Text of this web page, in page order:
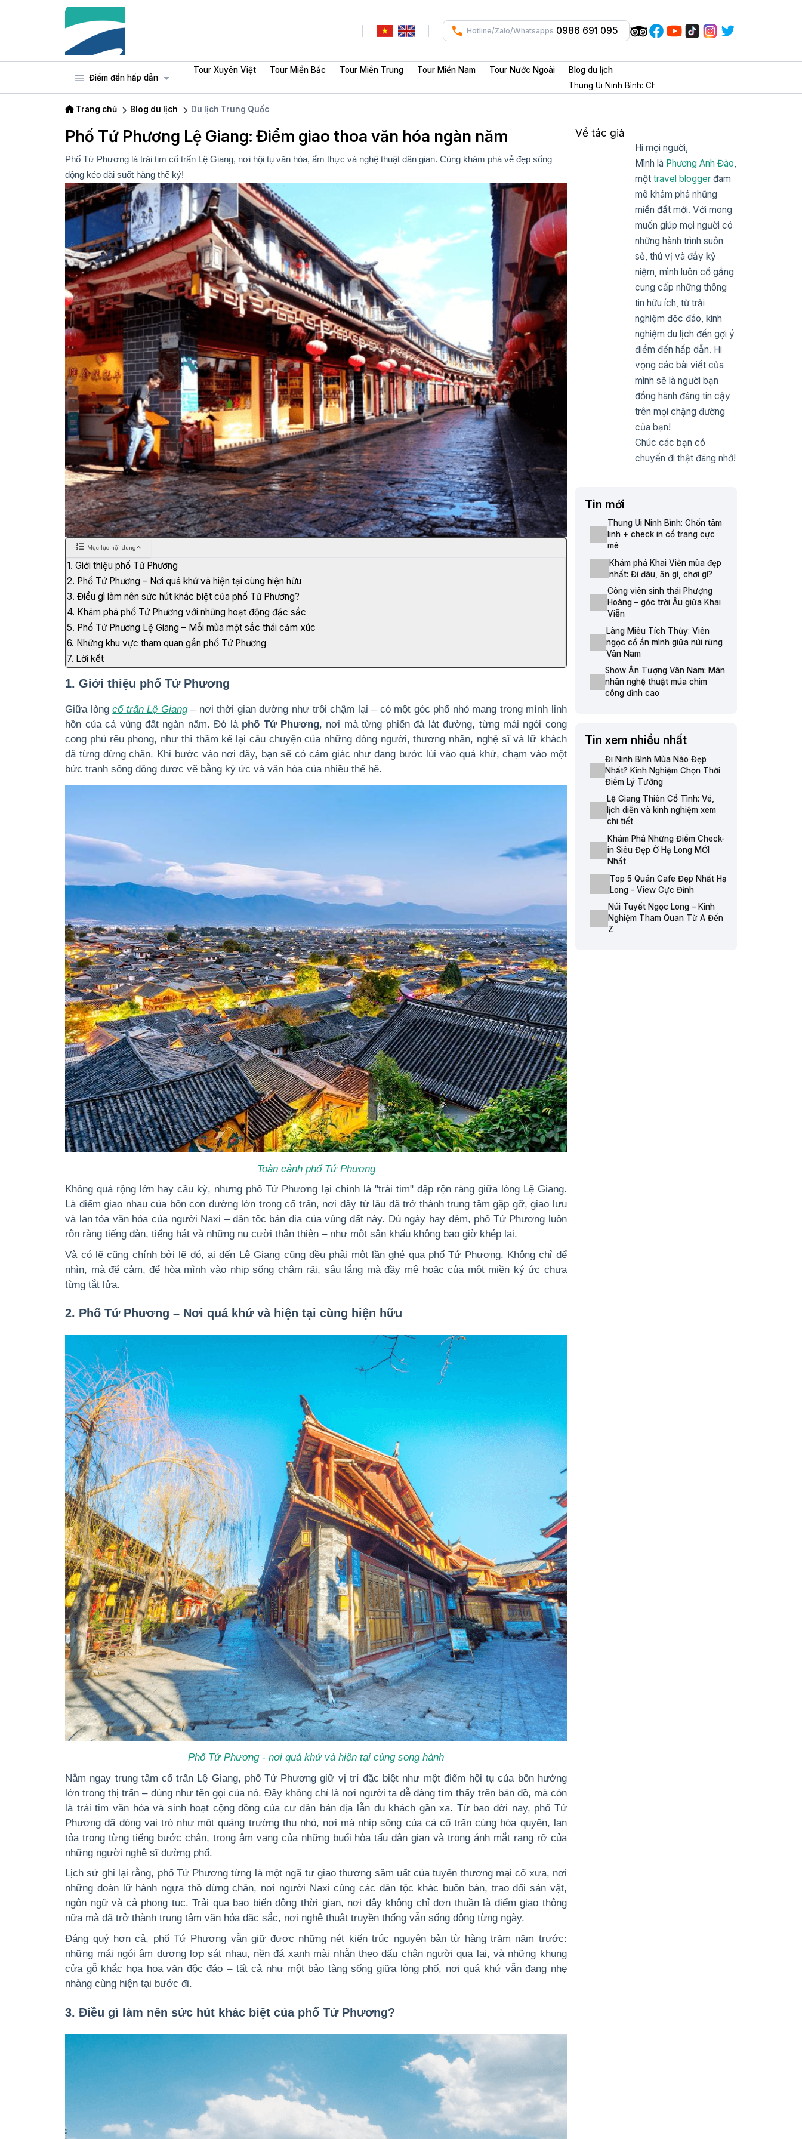
Hotline/Zalo/Whatsapps 0986 691 095
Điểm đến hấp dẫn
Tour Xuyên Việt Tour Miền Bắc Tour Miền Trung Tour Miền Nam Tour Nước Ngoài
Blog du lịch
Thung Ui Ninh Bình: Chốn tâm linh + check in cổ trang cực
Trang chủ Blog du lịch Du lịch Trung Quốc
Phố Tứ Phương Lệ Giang: Điểm giao thoa văn hóa ngàn năm
Phố Tứ Phương là trái tim cổ trấn Lệ Giang, nơi hội tụ văn hóa, ẩm thực và nghệ thuật dân gian. Cùng khám phá vẻ đẹp sống
động kéo dài suốt hàng thế kỷ!
Mục lục nội dung
1. Giới thiệu phố Tứ Phương
2. Phố Tứ Phương – Nơi quá khứ và hiện tại cùng hiện hữu
3. Điều gì làm nên sức hút khác biệt của phố Tứ Phương?
4. Khám phá phố Tứ Phương với những hoạt động đặc sắc
5. Phố Tứ Phương Lệ Giang – Mỗi mùa một sắc thái cảm xúc
6. Những khu vực tham quan gần phố Tứ Phương
7. Lời kết
1. Giới thiệu phố Tứ Phương
Giữa lòngcổ trấn Lệ Giang– nơi thời gian dường như trôi chậm lại – có một góc phố nhỏ mang trong mình linh
hồn của cả vùng đất ngàn năm. Đó là phố Tứ Phương, nơi mà từng phiến đá lát đường, từng mái ngói cong
cong phủ rêu phong, như thì thầm kể lại câu chuyện của những dòng người, thương nhân, nghệ sĩ và lữ khách
đã từng dừng chân. Khi bước vào nơi đây, bạn sẽ có cảm giác như đang bước lùi vào quá khứ, chạm vào một
bức tranh sống động được vẽ bằng ký ức và văn hóa của nhiều thế hệ.
Toàn cảnh phố Tứ Phương
Không quá rộng lớn hay cầu kỳ, nhưng phố Tứ Phương lại chính là "trái tim" đập rộn ràng giữa lòng Lệ Giang.
Là điểm giao nhau của bốn con đường lớn trong cổ trấn, nơi đây từ lâu đã trở thành trung tâm gặp gỡ, giao lưu
và lan tỏa văn hóa của người Naxi – dân tộc bản địa của vùng đất này. Dù ngày hay đêm, phố Tứ Phương luôn
rộn ràng tiếng đàn, tiếng hát và những nụ cười thân thiện – như một sân khấu không bao giờ khép lại.
Và có lẽ cũng chính bởi lẽ đó,ai đến Lệ Giang cũng đều phải một lần ghé qua phố Tứ Phương. Không chỉ để
nhìn, mà để cảm, để hòa mình vào nhịp sống chậm rãi, sâu lắng mà đầy mê hoặc của một miền ký ức chưa
từng tắt lửa.
2. Phố Tứ Phương – Nơi quá khứ và hiện tại cùng hiện hữu
Phố Tứ Phương - nơi quá khứ và hiện tại cùng song hành
Nằm ngay trung tâm cổ trấn Lệ Giang, phố Tứ Phương giữ vị trí đặc biệt như một điểm hội tụ của bốn hướng
lớn trong thị trấn – đúng như tên gọi của nó. Đây không chỉ là nơi người ta dễ dàng tìm thấy trên bản đồ, mà còn
là trái tim văn hóa và sinh hoạt cộng đồng của cư dân bản địa lẫn du khách gần xa. Từ bao đời nay, phố Tứ
Phương đã đóng vai trò như một quảng trường thu nhỏ, nơi mà nhịp sống của cả cổ trấn cùng hòa quyện, lan
tỏa trong từng tiếng bước chân, trong âm vang của những buổi hòa tấu dân gian và trong ánh mắt rạng rỡ của
những người nghệ sĩ đường phố.
Lịch sử ghi lại rằng, phố Tứ Phương từng là một ngã tư giao thương sầm uất của tuyến thương mại cổ xưa, nơi
những đoàn lữ hành ngựa thồ dừng chân, nơi người Naxi cùng các dân tộc khác buôn bán, trao đổi sản vật,
ngôn ngữ và cả phong tục. Trải qua bao biến động thời gian, nơi đây không chỉ đơn thuần là điểm giao thông
nữa mà đã trở thành trung tâm văn hóa đặc sắc, nơi nghệ thuật truyền thống vẫn sống động từng ngày.
Đáng quý hơn cả, phố Tứ Phương vẫn giữ được những nét kiến trúc nguyên bản từ hàng trăm năm trước:
những mái ngói âm dương lợp sát nhau, nền đá xanh mài nhẵn theo dấu chân người qua lại, và những khung
cửa gỗ khắc họa hoa văn độc đáo – tất cả như một bảo tàng sống giữa lòng phố, nơi quá khứ vẫn đang nhẹ
nhàng cùng hiện tại bước đi.
3. Điều gì làm nên sức hút khác biệt của phố Tứ Phương?
Về tác giả
Hi mọi người,
Mình là Phương Anh Đào
một travel blogger đam
mê khám phá những
miền đất mới. Với mong
muốn giúp mọi người có
những hành trình suôn
sẻ, thú vị và đầy kỷ
niệm, mình luôn cố gắng
cung cấp những thông
tin hữu ích, từ trải
nghiệm độc đáo, kinh
nghiệm du lịch đến gợi ý
điểm đến hấp dẫn. Hi
vọng các bài viết của
mình sẽ là người bạn
đồng hành đáng tin cậy
trên mọi chặng đường
của bạn!
Chúc các bạn có
chuyến đi thật đáng nhớ!
Tin mới
Thung Ui Ninh Bình: Chốn tâm
linh + check in cổ trang cực
mê
Khám phá Khai Viễn mùa đẹp
nhất: Đi đâu, ăn gì, chơi gì?
Công viên sinh thái Phượng
Hoàng – góc trời Âu giữa Khai
Viễn
Làng Miêu Tích Thủy: Viên
ngọc cổ ẩn mình giữa núi rừng
Vân Nam
Show Ấn Tượng Vân Nam: Mãn
nhãn nghệ thuật múa chim
công đỉnh cao
Tin xem nhiều nhất
Đi Ninh Bình Mùa Nào Đẹp
Nhất? Kinh Nghiệm Chọn Thời
Điểm Lý Tưởng
Lệ Giang Thiên Cổ Tình: Vé,
lịch diễn và kinh nghiệm xem
chi tiết
Khám Phá Những Điểm Check-
in Siêu Đẹp Ở Hạ Long MỚI
Nhất
Top 5 Quán Cafe Đẹp Nhất Hạ
Long - View Cực Đỉnh
Núi Tuyết Ngọc Long – Kinh
Nghiệm Tham Quan Từ A Đến
Z